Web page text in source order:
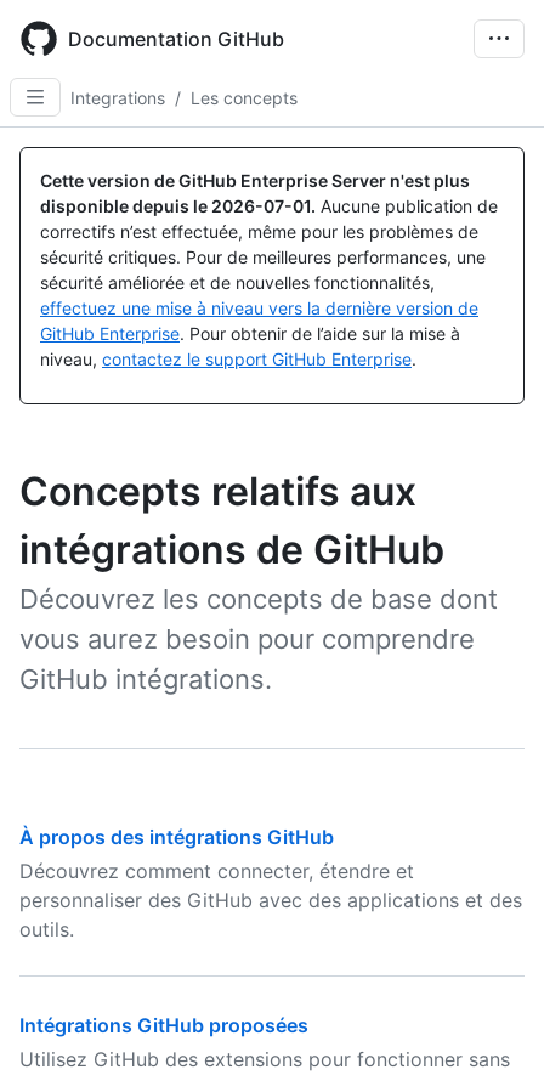
main
content
Documentation GitHub
Integrations / Les concepts
Cette version de GitHub Enterprise Server n'est plus
disponible depuis le 2026-07-01. Aucune publication de
correctifs n’est effectuée, même pour les problèmes de
sécurité critiques. Pour de meilleures performances, une
sécurité améliorée et de nouvelles fonctionnalités,
effectuez une mise à niveau vers la dernière version de
GitHub Enterprise. Pour obtenir de l’aide sur la mise à
niveau, contactez le support GitHub Enterprise.
Concepts relatifs aux
intégrations de GitHub
Découvrez les concepts de base dont
vous aurez besoin pour comprendre
GitHub intégrations.
À propos des intégrations GitHub
Découvrez comment connecter, étendre et
personnaliser des GitHub avec des applications et des
outils.
Intégrations GitHub proposées
Utilisez GitHub des extensions pour fonctionner sans